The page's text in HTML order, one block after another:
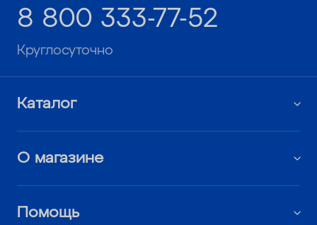
8 800 333-77-52
Круглосуточно
Каталог
О магазине
Помощь